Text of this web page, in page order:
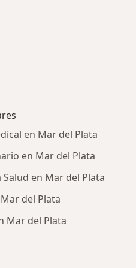
en Mar del Plata
en Mar del Plata
en Mar del Plata
del Plata
Mar del Plata